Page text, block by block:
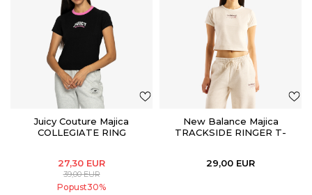
Juicy Couture Majica
COLLEGIATE RING
27,30 EUR
39,00EUR
Popust30%
New Balance Majica
TRACKSIDE RINGER T-
29,00 EUR